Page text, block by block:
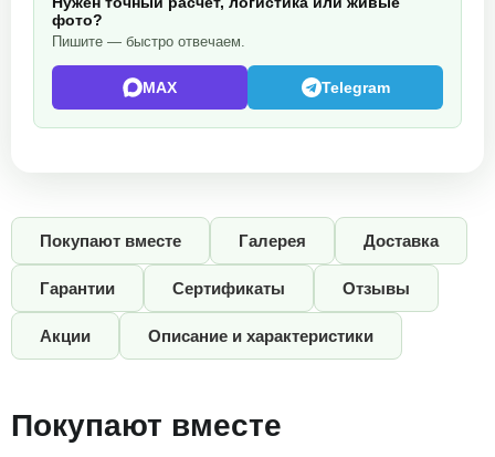
фото?
Пишите — быстро отвечаем.
MAX Telegram
Покупают вместе Галерея Доставка
Гарантии Сертификаты Отзывы
Акции Описание и характеристики
Покупают вместе